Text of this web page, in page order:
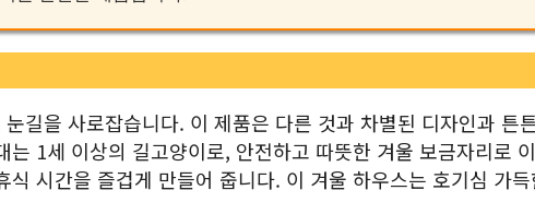
길을 사로잡습니다. 이 제품은 다른 것과 차별된 디자인과 튼
1세 이상의 길고양이로, 안전하고 따뜻한 겨울 보금자리로
시간을 즐겁게 만들어 줍니다. 이 겨울 하우스는 호기심 가